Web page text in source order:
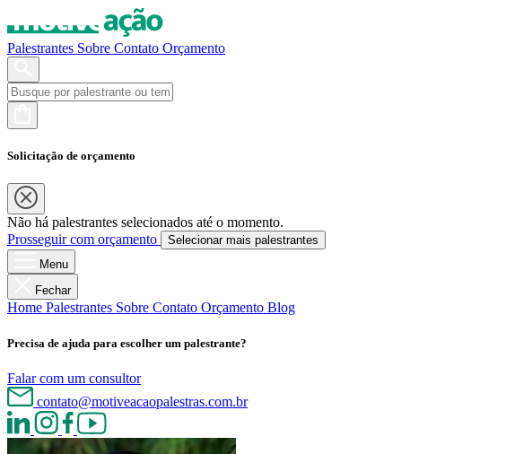
Palestrantes Sobre Contato Orçamento
Solicitação de orçamento
Não há palestrantes selecionados até o momento.
Prosseguir com orçamento
Selecionar mais palestrantes
Menu
Fechar
Home Palestrantes Sobre Contato Orçamento Blog
Precisa de ajuda para escolher um palestrante?
Falar com um consultor
contato@motiveacaopalestras.com.br